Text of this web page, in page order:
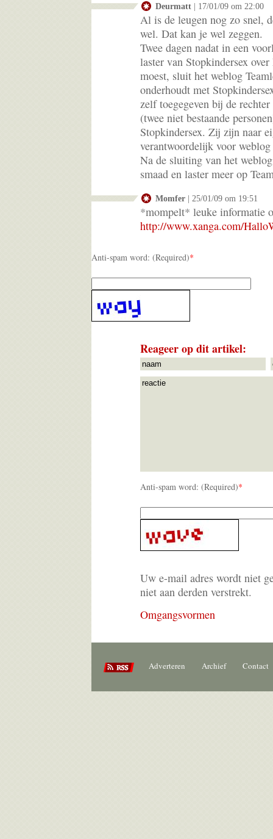
Deurmatt | 17/01/09 om 22:00
Al is de leugen nog zo snel,
wel. Dat kan je wel zeggen.
Twee dagen nadat in een
laster van Stopkindersex
moest, sluit het weblog
onderhoudt met
zelf toegegeven bij de
(twee niet bestaande
Stopkindersex. Zij zijn naar
verantwoordelijk voor weblog
Na de sluiting van het
smaad en laster meer op
Momfer | 25/01/09 om 19:51
*mompelt* leuke informatie
http://www.xanga.com/
Anti-spam word: (Required)*
Reageer op dit artikel:
Anti-spam word: (Required)*
Uw e-mail adres wordt niet
niet aan derden verstrekt.
Omgangsvormen
Adverteren Archief Contact